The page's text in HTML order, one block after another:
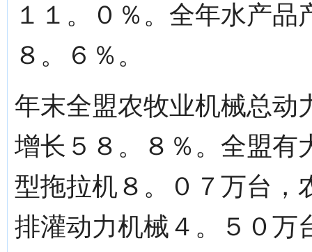
１１。０％。全年水产
８。６％。
年末全盟农牧业机械总动
增长５８。８％。全盟有
型拖拉机８。０７万台，
排灌动力机械４。５０万